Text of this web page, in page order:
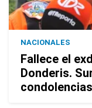
NACIONALES
Fallece el
Donderis.
condolencias